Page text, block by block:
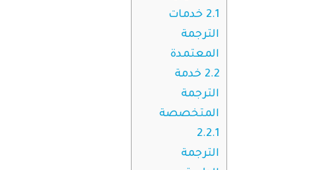
2.1 خدمات
الترجمة
المعتمدة
2.2 خدمة
الترجمة
المتخصصة
2.2.1
الترجمة